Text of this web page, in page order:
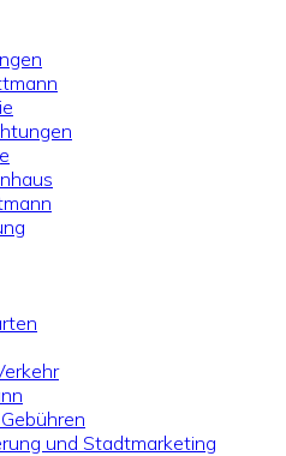
und Stadtmarketing